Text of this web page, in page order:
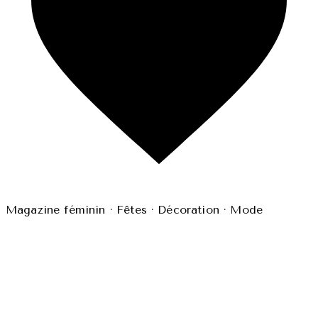
Magazine féminin · Fêtes · Décoration · Mode